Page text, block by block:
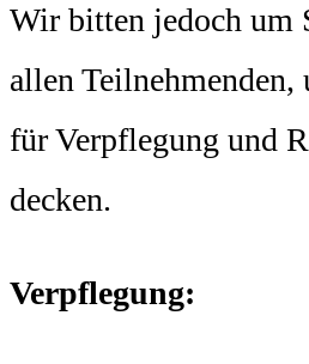
Wir bitten jedoch um
allen Teilnehmenden,
für Verpflegung und
decken.
Verpflegung: